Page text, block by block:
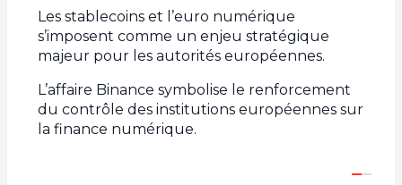
Les stablecoins et l’euro numérique
s’imposent comme un enjeu stratégique
majeur pour les autorités européennes.
L’affaire Binance symbolise le renforcement
du contrôle des institutions européennes sur
la finance numérique.